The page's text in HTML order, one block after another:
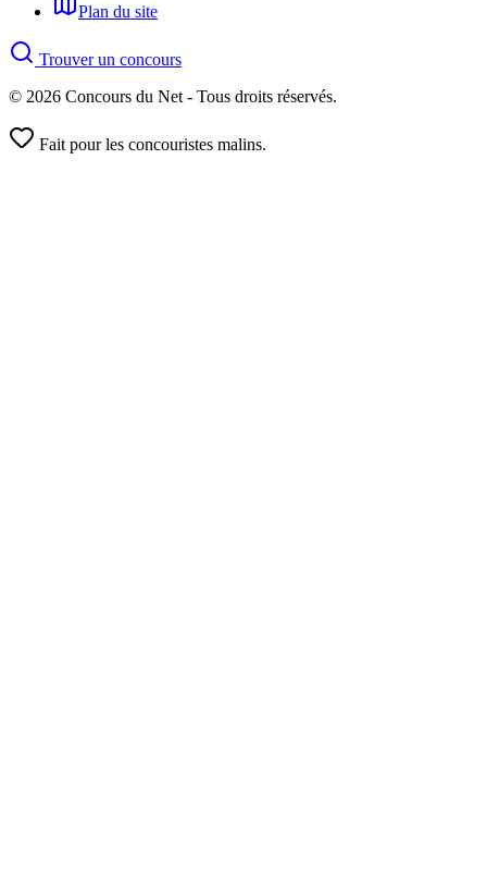
Plan du site
Trouver un concours
© 2026 Concours du Net - Tous droits réservés.
Fait pour les concouristes malins.